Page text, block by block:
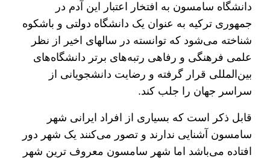
دانشگاه سامسون به افتخار اعتبار این آدم در
جمهوری ترکیه به عنوان یک دانشگاه دولتی و باشکوه
شناخته می‌شود که توانسته در سالهای اخیر از نظر
علمی فرهنگی و رفاهی رتبه‌های برتر دانشگاه‌های
بین‌المللی قرار گرفته و رضایت دانشجویانی از
سراسر جهان را جلب کند.
قابل ذکر است که بسیاری از افراد ایرانی شهر
سامسون آشنایی ندارند و تصور می‌کنند یک شهر دور
افتاده می‌باشد اما شهر سامسون معروف‌ ترین شهر